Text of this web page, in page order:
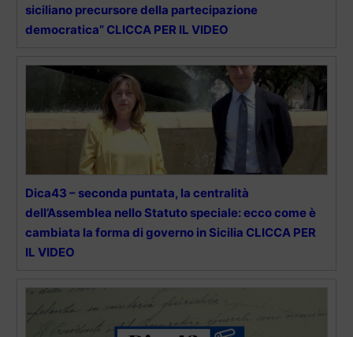
siciliano precursore della partecipazione
democratica” CLICCA PER IL VIDEO
Dica43 – seconda puntata, la centralità
dell’Assemblea nello Statuto speciale: ecco come è
cambiata la forma di governo in Sicilia CLICCA PER
IL VIDEO